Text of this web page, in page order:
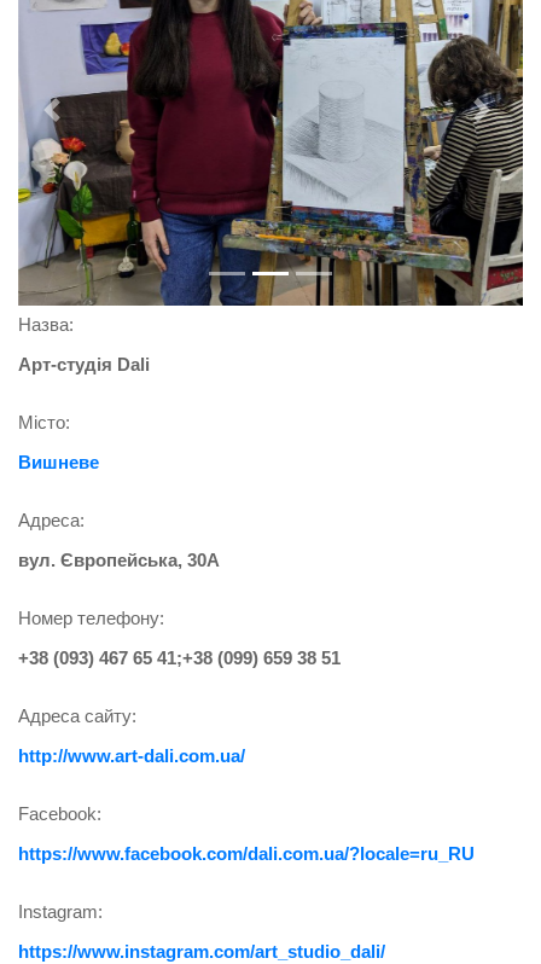
Previous Next
Назва:
Арт-студія Dali
Місто:
Вишневе
Адреса:
вул. Європейська, 30А
Номер телефону:
+38 (093) 467 65 41;+38 (099) 659 38 51
Адреса сайту:
http://www.art-dali.com.ua/
Facebook:
https://www.facebook.com/dali.com.ua/?locale=ru_RU
Instagram:
https://www.instagram.com/art_studio_dali/